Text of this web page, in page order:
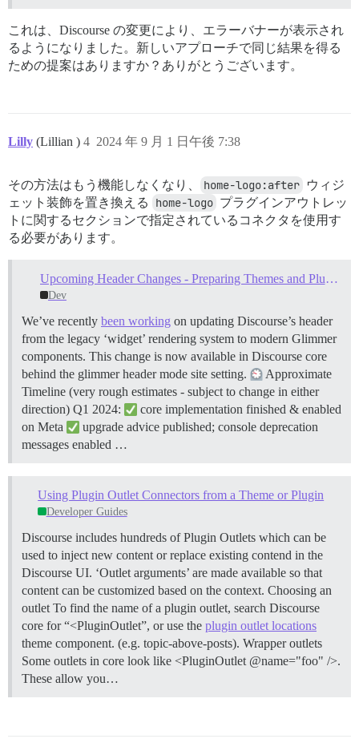
これは、Discourse の変更により、エラーバナーが表示され
るようになりました。新しいアプローチで同じ結果を得る
ための提案はありますか？ありがとうございます。
Lilly (Lillian ) 2024 年 9 月 1 日午後 7:38
4
その方法はもう機能しなくなり、 home-logo:after ウィジ
ェット装飾を置き換える
home-logo プラグインアウトレッ
トに関するセクションで指定されているコネクタを使用す
る必要があります。
Upcoming Header Changes - Preparing Themes and Plugins
Dev
We’ve recently been working on updating Discourse’s header
from the legacy ‘widget’ rendering system to modern Glimmer
components. This change is now available in Discourse core
behind the glimmer header mode site setting.
Approximate
Timeline (very rough estimates - subject to change in either
direction) Q1 2024:
core implementation finished & enabled
on Meta
upgrade advice published; console deprecation
messages enabled …
Using Plugin Outlet Connectors from a Theme or Plugin
Developer Guides
Discourse includes hundreds of Plugin Outlets which can be
used to inject new content or replace existing contend in the
Discourse UI. ‘Outlet arguments’ are made available so that
content can be customized based on the context. Choosing an
outlet To find the name of a plugin outlet, search Discourse
core for “<PluginOutlet”, or use the plugin outlet locations
theme component. (e.g. topic-above-posts). Wrapper outlets
Some outlets in core look like <PluginOutlet @name="foo" />.
These allow you…